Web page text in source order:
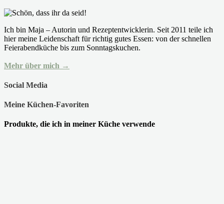
Ich bin Maja – Autorin und Rezeptentwicklerin. Seit 2011 teile ich
hier meine Leidenschaft für richtig gutes Essen: von der schnellen
Feierabendküche bis zum Sonntagskuchen.
Mehr über mich →
Social Media
Meine Küchen-Favoriten
Produkte, die ich in meiner Küche verwende